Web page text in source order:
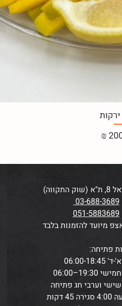
התקווה)
03-688-3689
051-5883689
מיועד להזמנות בלבד
פתיחה:
18:45
19:30–06:00
שישי וערבי חג פתיחה
סגירה 45 דקות